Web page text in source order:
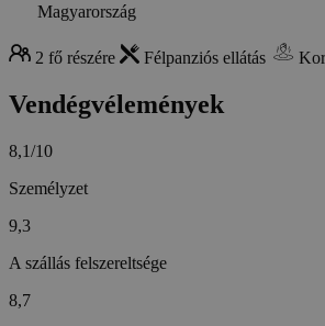
Magyarország
2 fő részére Félpanziós ellátás
Vendégvélemények
8,1/10
Személyzet
9,3
A szállás felszereltsége
8,7